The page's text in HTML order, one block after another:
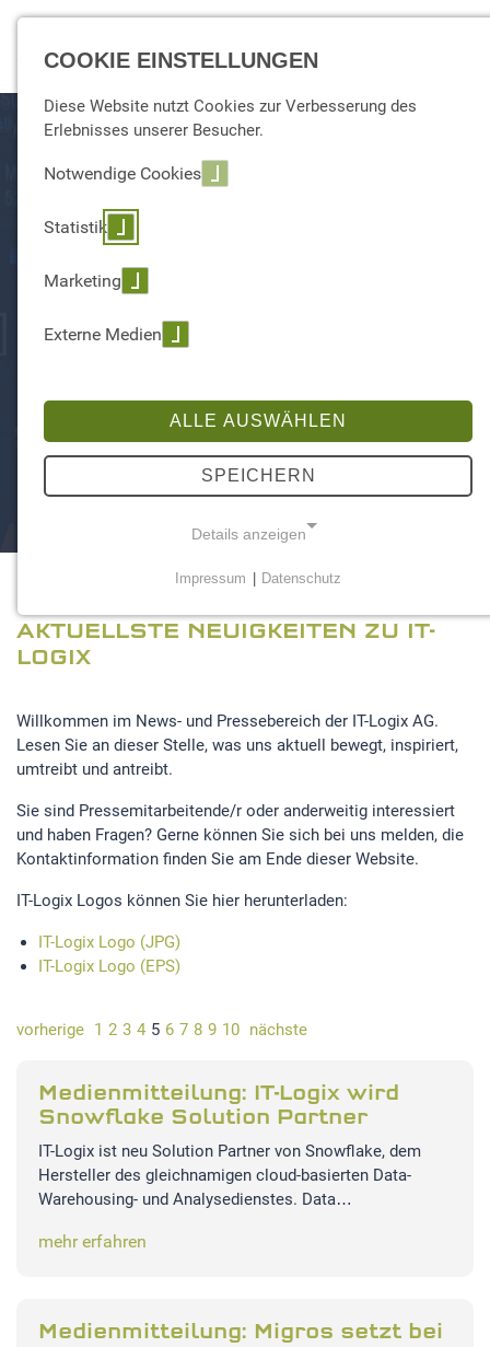
PRESSE & NEWS
Was bei uns alles passiert (ist)
AKTUELLSTE NEUIGKEITEN ZU IT-
LOGIX
Willkommen im News- und Pressebereich der IT-Logix AG.
Lesen Sie an dieser Stelle, was uns aktuell bewegt, inspiriert,
umtreibt und antreibt.
Sie sind Pressemitarbeitende/r oder anderweitig interessiert
und haben Fragen? Gerne können Sie sich bei uns melden, die
Kontaktinformation finden Sie am Ende dieser Website.
IT-Logix Logos können Sie hier herunterladen:
IT-Logix Logo (JPG)
IT-Logix Logo (EPS)
vorherige 1 2 3 4 5 6 7 8 9 10 nächste
Medienmitteilung: IT-Logix wird
Snowflake Solution Partner
IT-Logix ist neu Solution Partner von Snowflake, dem
Hersteller des gleichnamigen cloud-basierten Data-
Warehousing- und Analysedienstes. Data…
mehr erfahren
Medienmitteilung: Migros setzt bei
COOKIE EINSTELLUNGEN
Diese Website nutzt Cookies zur Verbesserung des
Erlebnisses unserer Besucher.
Notwendige Cookies
Statistik
Marketing
Externe Medien
ALLE AUSWÄHLEN
SPEICHERN
Details anzeigen
Notwendige Cookies ermöglichen grundlegende
Funktionen und sind für die einwandfreie Funktion der
Einverständnis-Cookie
Name:
Zweck:
Dieser Cookie speichert die ausgewählten
1 Jahr
STATISTIK
Diese Informationen helfen uns zu verstehen, wie
unsere Besucher unsere Website nutzen.Statistik
Google Analytics
LinkedIn
Impressum Datenschutz